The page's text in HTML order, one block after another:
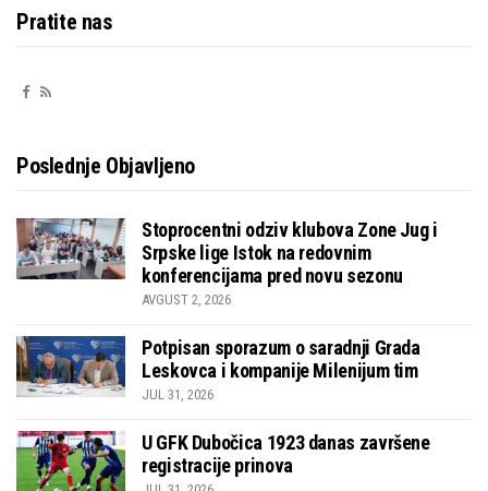
Pratite nas
Poslednje Objavljeno
Stoprocentni odziv klubova Zone Jug i
Srpske lige Istok na redovnim
konferencijama pred novu sezonu
AVGUST 2, 2026
Potpisan sporazum o saradnji Grada
Leskovca i kompanije Milenijum tim
JUL 31, 2026
U GFK Dubočica 1923 danas završene
registracije prinova